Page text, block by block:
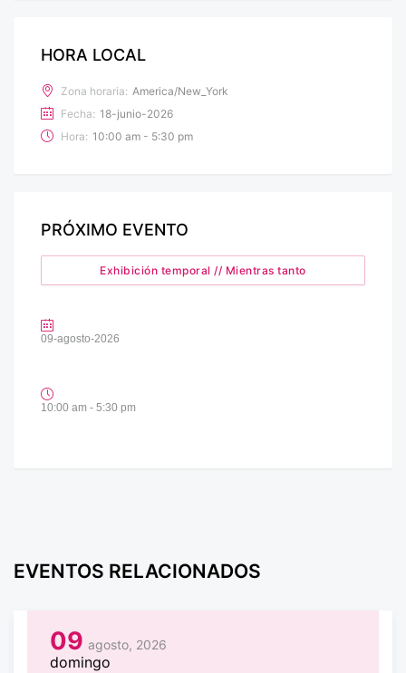
HORA LOCAL
Zona horaria: America/New_York
Fecha: 18-junio-2026
Hora: 10:00 am - 5:30 pm
PRÓXIMO EVENTO
Exhibición temporal // Mientras tanto
09-agosto-2026
10:00 am - 5:30 pm
EVENTOS RELACIONADOS
09 agosto, 2026
domingo